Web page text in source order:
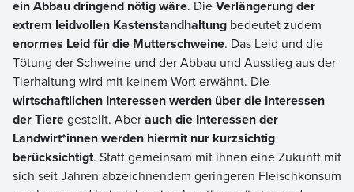
ein Abbau dringend nötig wäre. DieVerlängerung der
extrem leidvollen Kastenstandhaltung bedeutet zudem
enormes Leid für die Mutterschweine. Das Leid und die
Tötung der Schweine und der Abbau und Ausstieg aus der
Tierhaltung wird mit keinem Wort erwähnt. Die
wirtschaftlichen Interessen werden über die Interessen
der Tieregestellt. Aberauch die Interessen der
Landwirt*innen werden hiermit nur kurzsichtig
berücksichtigt. Statt gemeinsam mit ihnen eine Zukunft mit
sich seit Jahren abzeichnendem geringeren Fleischkonsum